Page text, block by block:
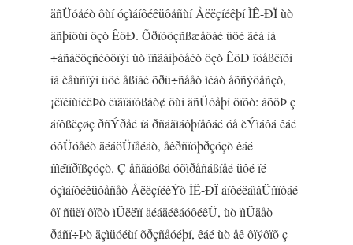
äñÜóåéò ôùí óçìáíôéêüôåñùí Åëëçíéêþí ÌÊ-ÐÏ ùò
äñþíôùí ôçò ÊôÐ. Õðïóôçñßæåôáé üôé ãéá íá
÷áñáêôçñéóôïýí ùò ïñãáíþóåéò ôçò ÊôÐ ïöåßëïõí
íá èåùñïýí üôé åßíáé õðü÷ñååò ìéáò åõñýôåñçò,
¡êïéíùíéêÞò ëïãïäïóßáò¢ ôùí äñÜóåþí ôïõò: áõôÞ ç
áíôßëçøç ðñÝðåé íá ðñáãìáôþíåôáé óå èÝìáôá êáé
óôÜóåéò äéáöÜíåéáò, åêðñïóþðçóçò êáé
íïìéìïðïßçóçò. Ç åñãáóßá óõìðåñáßíåé üôé ïé
óçìáíôéêüôåñåò ÅëëçíéêÝò ÌÊ-ÐÏ áíôéëáìâÜíïíôáé
ôï ñüëï ôïõò ìÜëëïí äéáäéêáóôéêÜ, ùò ïìÜäåò
ðáñï÷Þò äçìüóéùí õðçñåóéþí, êáé ùò åê ôïýôïõ ç